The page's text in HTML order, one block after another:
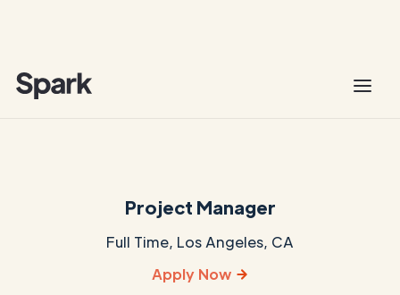
Project Manager
Full Time, Los Angeles, CA
Apply Now